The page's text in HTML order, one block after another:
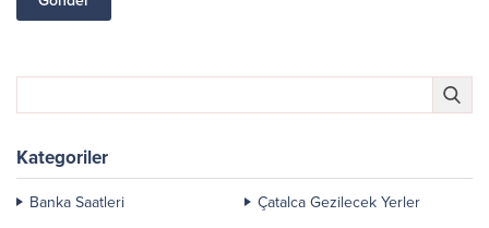
Kategoriler
Banka Saatleri
Çatalca Gezilecek Yerler